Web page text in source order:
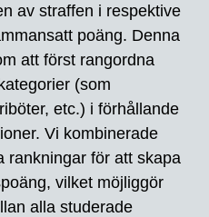
av straffen i respektive
poäng. Denna
att först rangordna
(som
etc.) i förhållande
Vi kombinerade
rankningar för att skapa
vilket möjliggör
alla studerade